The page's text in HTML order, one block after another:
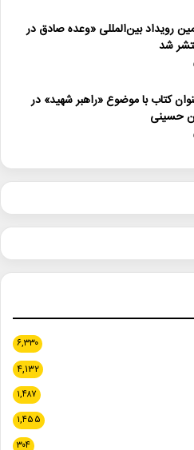
رویداد بین‌المللی «وعده صادق در
شد
۷۰ عنوان کتاب با موضوع «راهبر شهید» در
حسینی
۶,۳۳۰
۴,۱۳۲
۱,۴۸۷
۱,۴۵۵
۳۰۴